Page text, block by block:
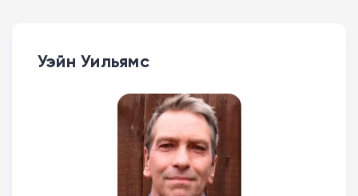
Уэйн Уильямс